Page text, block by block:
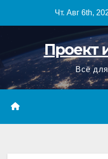
Чт. Авг 6th,
Проект
Всё